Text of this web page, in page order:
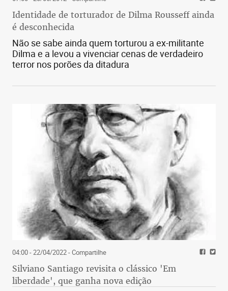
Identidade de torturador de Dilma Rousseff ainda
é desconhecida
Não se sabe ainda quem torturou a ex-militante
Dilma e a levou a vivenciar cenas de verdadeiro
terror nos porões da ditadura
04:00 - 22/04/2022- Compartilhe
Silviano Santiago revisita o clássico 'Em
liberdade', que ganha nova edição